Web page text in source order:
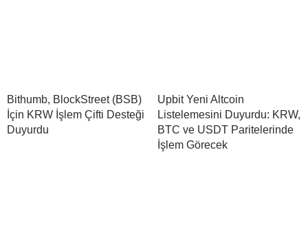
Bithumb, BlockStreet (BSB)
İçin KRW İşlem Çifti Desteği
Duyurdu
Upbit Yeni Altcoin
Listelemesini Duyurdu: KRW,
BTC ve USDT Paritelerinde
İşlem Görecek